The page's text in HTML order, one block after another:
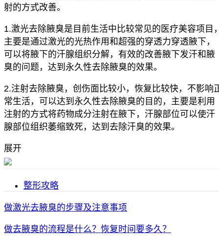
射的方式改善。
1.激光去除腋臭是目前生活中比较常见的医疗美容项目
主要是通过激光的光热作用和超强的穿透力穿透腋下，
可以将腋下的汗腺组织分解，有效的改善腋下发汗和腋
臭的问题，达到永久性去除腋臭的效果。
2.注射去除腋臭，创伤面比较小，恢复比较快，不影响
常生活，可以达到永久性去除腋臭的目的，主要是利用
注射的方式将药物成分注射在腋下，汗腺部位可以使汗
腺部位组织萎缩致死，达到去除汗臭的效果。
展开
整形攻略
做激光去腋臭的步骤及注意事项
做去腋臭的流程是什么？恢复时间要多久？